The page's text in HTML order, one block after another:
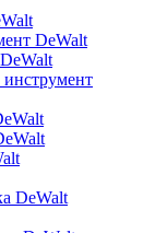
DeWalt
DeWalt